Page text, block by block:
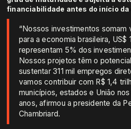
financiabilidade antes do início da
“Nossos investimentos somam
para a economia brasileira, US$
representam 5% dos
Nossos projetos têm o
sustentar 311 mil empregos
vamos contribuir com R$ 1,4
municípios, estados e União
anos, afirmou a presidente da
Chambriard.